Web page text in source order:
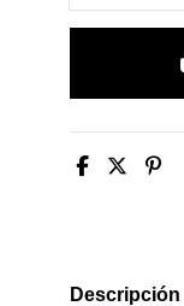
Descripción